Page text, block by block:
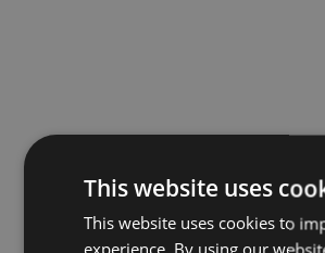
This website uses
This website uses cookies to
experience. By using our